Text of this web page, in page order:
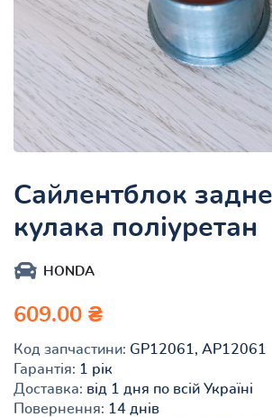
Сайлентблок
кулака поліуретан
HONDA
609.00 ₴
Код запчастини: GP12061, AP12061
Гарантія: 1 рік
Доставка: від 1 дня по всій Україні
Повернення: 14 днів